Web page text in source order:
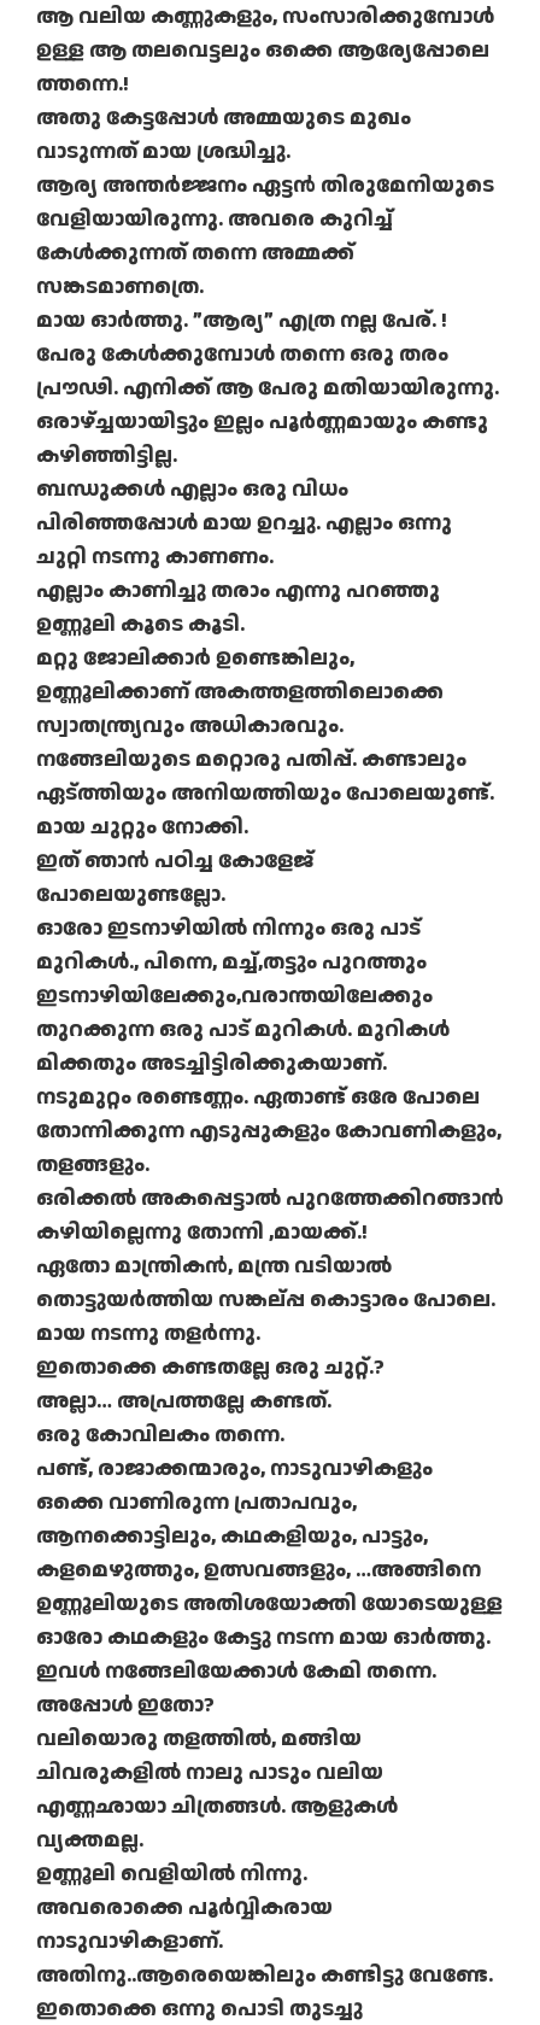
ആ വലിയ കണ്ണുകളും, സംസാരിക്കുമ്പോള്‍
ഉള്ള ആ തലവെട്ടലും ഒക്കെ ആര്യേപ്പോലെ
ത്തന്നെ.!
അതു കേട്ടപ്പോള്‍ അമ്മയുടെ മുഖം
വാടുന്നത് മായ ശ്രദ്ധിച്ചു.
ആര്യ അന്തര്‍ജ്ജനം ഏട്ടന്‍ തിരുമേനിയുടെ
വേളിയായിരുന്നു. അവരെ കുറിച്ച്
കേള്‍ക്കുന്നത് തന്നെ അമ്മക്ക്
സങ്കടമാണത്രെ.
മായ ഓര്‍ത്തു. ”ആര്യ” എത്ര നല്ല പേര്. !
പേരു കേള്‍ക്കുമ്പോള്‍ തന്നെ ഒരു തരം
പ്രൗഢി. എനിക്ക് ആ പേരു മതിയായിരുന്നു.
ഒരാഴ്ച്ചയായിട്ടും ഇല്ലം പൂര്‍ണ്ണമായും കണ്ടു
കഴിഞ്ഞിട്ടില്ല.
ബന്ധുക്കള്‍ എല്ലാം ഒരു വിധം
പിരിഞ്ഞപ്പോള്‍ മായ ഉറച്ചു. എല്ലാം ഒന്നു
ചുറ്റി നടന്നു കാണണം.
എല്ലാം കാണിച്ചു തരാം എന്നു പറഞ്ഞു
ഉണ്ണൂലി കൂടെ കൂടി.
മറ്റു ജോലിക്കാര്‍ ഉണ്ടെങ്കിലും,
ഉണ്ണൂലിക്കാണ് അകത്തളത്തിലൊക്കെ
സ്വാതന്ത്ര്യവും അധികാരവും.
നങ്ങേലിയുടെ മറ്റൊരു പതിപ്പ്. കണ്ടാലും
ഏട്ത്തിയും അനിയത്തിയും പോലെയുണ്ട്.
മായ ചുറ്റും നോക്കി.
ഇത് ഞാന്‍ പഠിച്ച കോളേജ്
പോലെയുണ്ടല്ലോ.
ഓരോ ഇടനാഴിയില്‍ നിന്നും ഒരു പാട്
മുറികള്‍., പിന്നെ, മച്ച്,തട്ടും പുറത്തും
ഇടനാഴിയിലേക്കും,വരാന്തയിലേക്കും
തുറക്കുന്ന ഒരു പാട് മുറികള്‍. മുറികള്‍
മിക്കതും അടച്ചിട്ടിരിക്കുകയാണ്.
നടുമുറ്റം രണ്ടെണ്ണം. ഏതാണ്ട് ഒരേ പോലെ
തോന്നിക്കുന്ന എടുപ്പുകളും കോവണികളും,
തളങ്ങളും.
ഒരിക്കല്‍ അകപ്പെട്ടാല്‍ പുറത്തേക്കിറങ്ങാന്‍
കഴിയില്ലെന്നു തോന്നി ,മായക്ക്.!
ഏതോ മാന്ത്രികന്‍, മന്ത്ര വടിയാല്‍
തൊട്ടുയര്‍ത്തിയ സങ്കല്പ്പ കൊട്ടാരം പോലെ.
മായ നടന്നു തളര്‍ന്നു.
ഇതൊക്കെ കണ്ടതല്ലേ ഒരു ചുറ്റ്.?
അല്ലാ… അപ്രത്തല്ലേ കണ്ടത്.
ഒരു കോവിലകം തന്നെ.
പണ്ട്, രാജാക്കന്മാരും, നാടുവാഴികളും
ഒക്കെ വാണിരുന്ന പ്രതാപവും,
ആനക്കൊട്ടിലും, കഥകളിയും, പാട്ടും,
കളമെഴുത്തും, ഉത്സവങ്ങളും, …അങ്ങിനെ
ഉണ്ണൂലിയുടെ അതിശയോക്തി യോടെയുള്ള
ഓരോ കഥകളും കേട്ടു നടന്ന മായ ഓര്‍ത്തു.
ഇവള്‍ നങ്ങേലിയേക്കാള്‍ കേമി തന്നെ.
അപ്പോള്‍ ഇതോ?
വലിയൊരു തളത്തില്‍, മങ്ങിയ
ചിവരുകളില്‍ നാലു പാടും വലിയ
എണ്ണഛായാ ചിത്രങ്ങള്‍. ആളുകള്‍
വ്യക്തമല്ല.
ഉണ്ണൂലി വെളിയില്‍ നിന്നു.
അവരൊക്കെ പൂര്‍വ്വികരായ
നാടുവാഴികളാണ്.
അതിനു..ആരെയെങ്കിലും കണ്ടിട്ടു വേണ്ടേ.
ഇതൊക്കെ ഒന്നു പൊടി തുടച്ചു